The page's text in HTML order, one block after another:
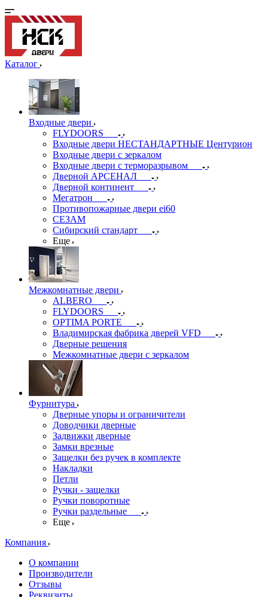
Каталог
Входные двери
FLYDOORS
Входные двери НЕСТАНДАРТНЫЕ Центурион
Входные двери с зеркалом
Входные двери с терморазрывом
Дверной АРСЕНАЛ
Дверной континент
Мегатрон
Противопожарные двери ei60
СЕЗАМ
Сибирский стандарт
Еще
Межкомнатные двери
ALBERO
FLYDOORS
OPTIMA PORTE
Владимирская фабрика дверей VFD
Дверные решения
Межкомнатные двери c зеркалом
Фурнитура
Дверные упоры и ограничители
Доводчики дверные
Задвижки дверные
Замки врезные
Защелки без ручек в комплекте
Накладки
Петли
Ручки - защелки
Ручки поворотные
Ручки раздельные
Еще
Компания
О компании
Производители
Отзывы
Реквизиты